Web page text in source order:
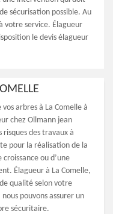
sécurisation possible. Au
votre service. Élagueur
le devis élagueur
arbres à La Comelle à
chez Ollmann jean
des travaux à
pour la réalisation de la
ou d’une
Élagueur à La Comelle,
qualité selon votre
pouvons assurer un
sécuritaire.